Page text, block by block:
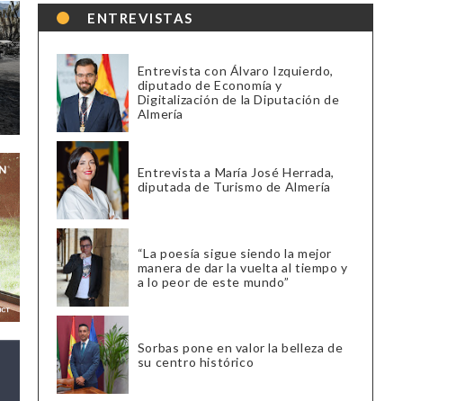
ENTREVISTAS
Entrevista con Álvaro Izquierdo,
diputado de Economía y
Digitalización de la Diputación de
Almería
Entrevista a María José Herrada,
diputada de Turismo de Almería
“La poesía sigue siendo la mejor
manera de dar la vuelta al tiempo y
a lo peor de este mundo”
Sorbas pone en valor la belleza de
su centro histórico